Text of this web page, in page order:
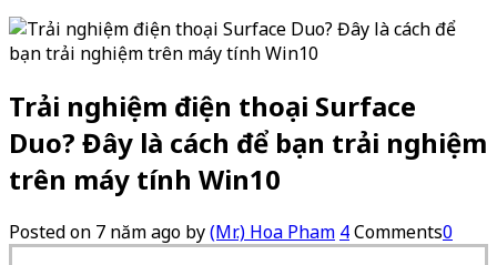
Trải nghiệm điện thoại Surface
Duo? Đây là cách để bạn trải nghiệm
trên máy tính Win10
Posted on 7 năm ago by(Mr.) Hoa Pham 4Comments0